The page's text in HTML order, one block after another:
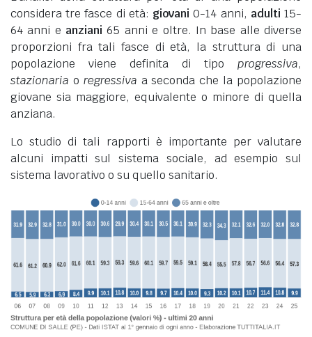
considera tre fasce di età: giovani 0-14 anni, adulti 15-
64 anni e anziani 65 anni e oltre. In base alle diverse
proporzioni fra tali fasce di età, la struttura di una
popolazione viene definita di tipo progressiva,
stazionaria o regressiva a seconda che la popolazione
giovane sia maggiore, equivalente o minore di quella
anziana.
Lo studio di tali rapporti è importante per valutare
alcuni impatti sul sistema sociale, ad esempio sul
sistema lavorativo o su quello sanitario.